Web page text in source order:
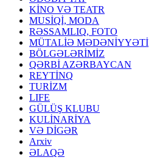
KİNO VƏ TEATR
MUSİQİ, MODA
RƏSSAMLIQ, FOTO
MÜTALİƏ MƏDƏNİYYƏTİ
BÖLGƏLƏRİMİZ
QƏRBİ AZƏRBAYCAN
REYTİNQ
TURİZM
LIFE
GÜLÜŞ KLUBU
KULİNARİYA
VƏ DİGƏR
Arxiv
ƏLAQƏ